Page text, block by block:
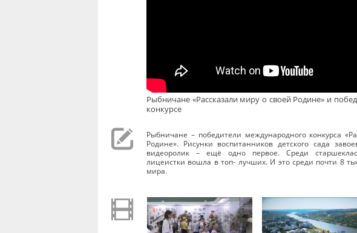
Рыбничане «Рассказали миру о своей Родине» и
конкурсе
Рыбничане – победители международного конкурса
Родине». Рисунки воспитанников детского сада
видеоролик – ещё одно первое. Среди
лицеистки вошла в топ- лучших. И это среди почти 8
мира.